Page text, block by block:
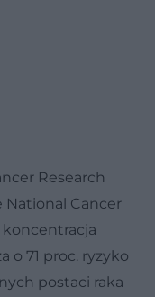
Research
National Cancer
o 71 proc. ryzyko
postaci raka